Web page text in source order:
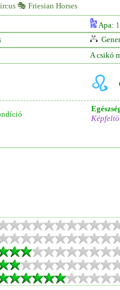
🎭 Friesian Horses
Apa:
A csikó